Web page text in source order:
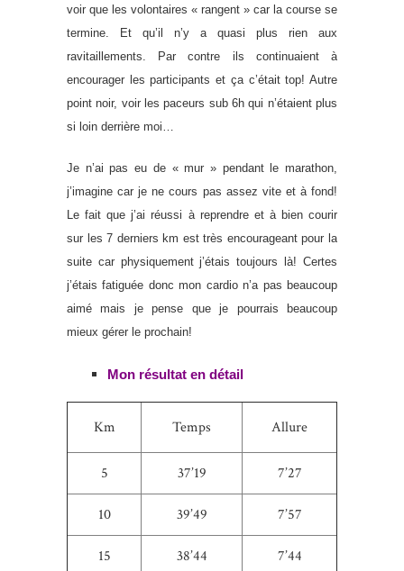
voir que les volontaires « rangent » car la course se
termine. Et qu’il n’y a quasi plus rien aux
ravitaillements. Par contre ils continuaient à
encourager les participants et ça c’était top! Autre
point noir, voir les paceurs sub 6h qui n’étaient plus
si loin derrière moi…
Je n’ai pas eu de « mur » pendant le marathon,
j’imagine car je ne cours pas assez vite et à fond!
Le fait que j’ai réussi à reprendre et à bien courir
sur les 7 derniers km est très encourageant pour la
suite car physiquement j’étais toujours là! Certes
j’étais fatiguée donc mon cardio n’a pas beaucoup
aimé mais je pense que je pourrais beaucoup
mieux gérer le prochain!
Mon résultat en détail
Km Temps Allure
5 37’19 7’27
10 39’49 7’57
15 38’44 7’44